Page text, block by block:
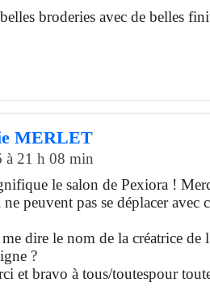
broderies avec de belles
MERLET
à 21 h 08 min
le salon de Pexiora !
peuvent pas se déplacer avec
dire le nom de la créatrice de
?
et bravo à tous/toutespour